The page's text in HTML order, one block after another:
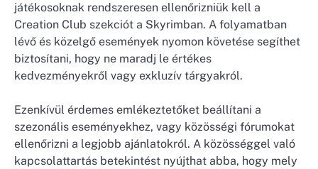
játékosoknak rendszeresen ellenőrizniük kell a
Creation Club szekciót a Skyrimban. A folyamatban
lévő és közelgő események nyomon követése segíthet
biztosítani, hogy ne maradj le értékes
kedvezményekről vagy exkluzív tárgyakról.
Ezenkívül érdemes emlékeztetőket beállítani a
szezonális eseményekhez, vagy közösségi fórumokat
ellenőrizni a legjobb ajánlatokról. A közösséggel való
kapcsolattartás betekintést nyújthat abba, hogy mely